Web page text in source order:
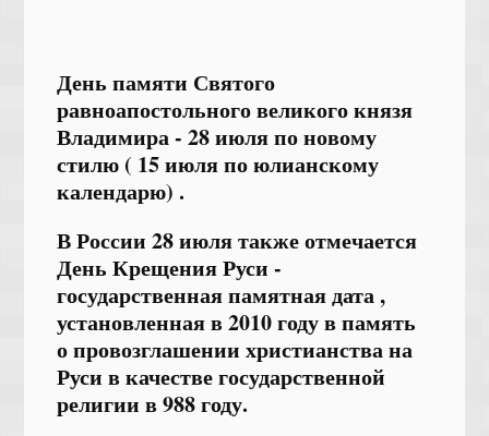
День памяти Святого
равноапостольного великого князя
Владимира - 28 июля по новому
стилю ( 15 июля по юлианскому
календарю) .
В России 28 июля также отмечается
День Крещения Руси -
государственная памятная дата ,
установленная в 2010 году в память
о провозглашении христианства на
Руси в качестве государственной
религии в 988 году.